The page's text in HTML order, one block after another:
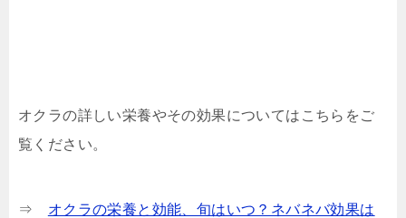
オクラの詳しい栄養やその効果についてはこちらをご
覧ください。
⇒ オクラの栄養と効能、旬はいつ？ネバネバ効果は